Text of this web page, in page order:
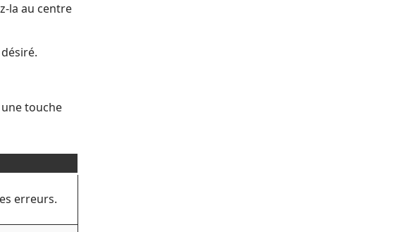
la au centre
touche
erreurs.